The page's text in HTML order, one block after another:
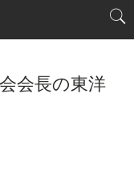
会長の東洋